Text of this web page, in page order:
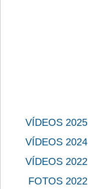
VÍDEOS 2025
VÍDEOS 2024
VÍDEOS 2022
FOTOS 2022